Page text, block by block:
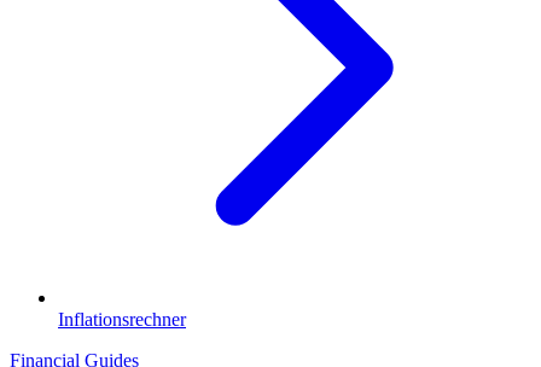
Inflationsrechner
Financial Guides